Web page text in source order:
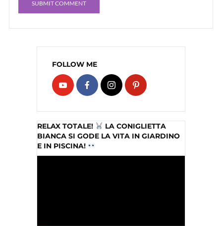
FOLLOW ME
RELAX TOTALE!
LA CONIGLIETTA
BIANCA SI GODE LA VITA IN GIARDINO
E IN PISCINA!